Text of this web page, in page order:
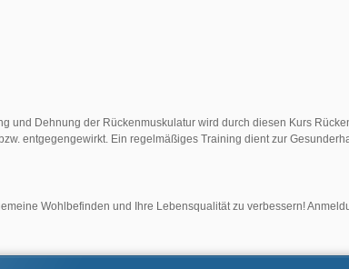
und Dehnung der Rückenmuskulatur wird durch diesen Kurs
entgegengewirkt. Ein regelmäßiges Training dient zur
Wohlbefinden und Ihre Lebensqualität zu verbessern!